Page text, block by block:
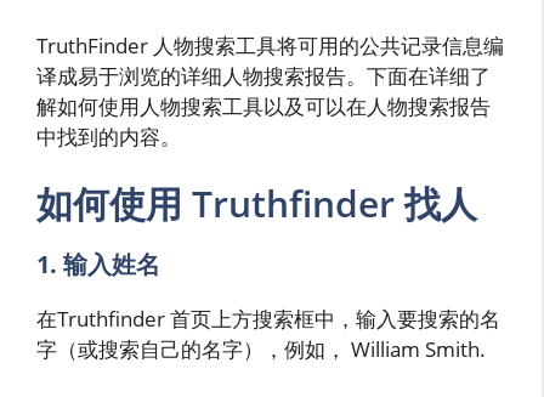
TruthFinder 人物搜索工具将可用的公共记录信息编
译成易于浏览的详细人物搜索报告。下面在详细了
解如何使用人物搜索工具以及可以在人物搜索报告
中找到的内容。
如何使用 Truthfinder 找人
1. 输入姓名
在Truthfinder 首页上方搜索框中，输入要搜索的名
字（或搜索自己的名字），例如， William Smith.